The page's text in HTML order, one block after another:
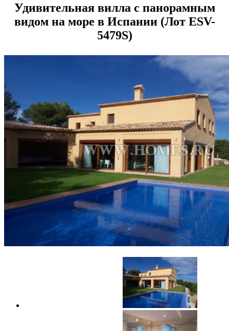
Удивительная вилла с панорамным
видом на море в Испании (Лот ESV-
5479S)